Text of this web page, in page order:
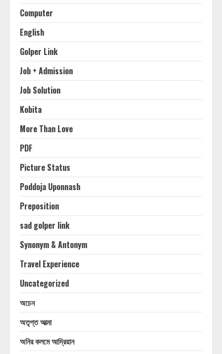
Computer
English
Golper Link
Job + Admission
Job Solution
Kobita
More Than Love
PDF
Picture Status
Poddoja Uponnash
Preposition
sad golper link
Synonym & Antonym
Travel Experience
Uncategorized
অচেন
অতৃপ্ত আত্মা
অনির কলমে আদ্রিয়ান